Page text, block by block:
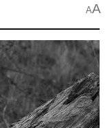
AA